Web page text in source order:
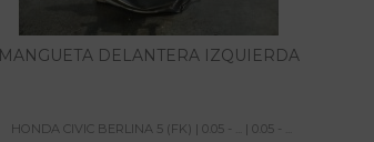
MANGUETA DELANTERA IZQUIERDA
HONDA CIVIC BERLINA 5 (FK) | 0.05 - ... | 0.05 - ...